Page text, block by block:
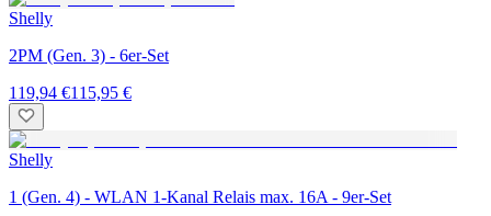
Shelly
2PM (Gen. 3) - 6er-Set
119,94 €115,95 €
Shelly
1 (Gen. 4) - WLAN 1-Kanal Relais max. 16A - 9er-Set